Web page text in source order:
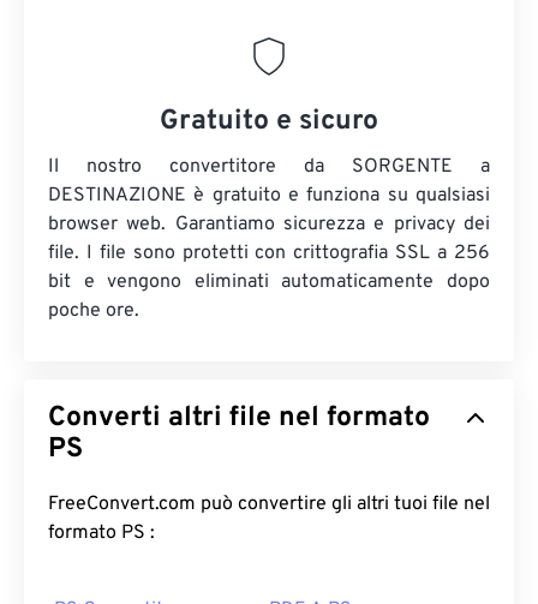
Gratuito e sicuro
Il nostro convertitore da SORGENTE a
DESTINAZIONE è gratuito e funziona su qualsiasi
browser web. Garantiamo sicurezza e privacy dei
file. I file sono protetti con crittografia SSL a 256
bit e vengono eliminati automaticamente dopo
poche ore.
Converti altri file nel formato
PS
FreeConvert.com può convertire gli altri tuoi file nel
formato PS :